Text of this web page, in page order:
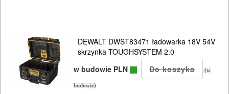
SAS
system
MILWAUKEE
DEWALT DWST83471 ładowarka 18V 54V
skrzynka TOUGHSYSTEM 2.0
w budowie PLN
(w
budowie)